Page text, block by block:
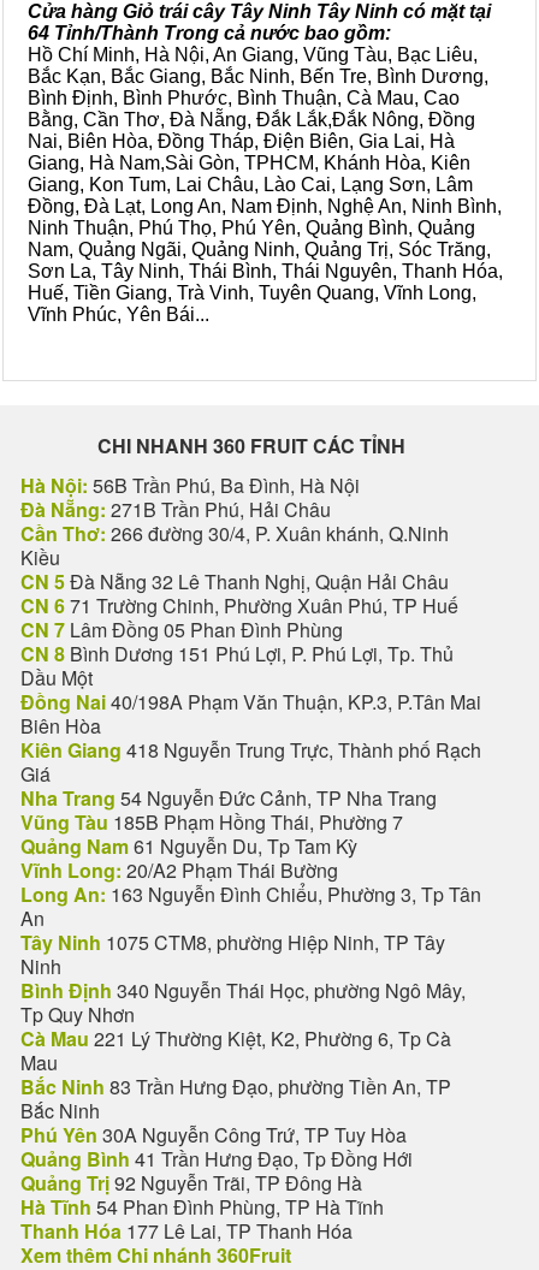
Cửa hàng Giỏ trái cây Tây Ninh Tây Ninh có mặt tại
64 Tỉnh/Thành Trong cả nước bao gồm:
Hồ Chí Minh, Hà Nội, An Giang, Vũng Tàu, Bạc Liêu,
Bắc Kạn, Bắc Giang, Bắc Ninh, Bến Tre, Bình Dương,
Bình Định, Bình Phước, Bình Thuận, Cà Mau, Cao
Bằng, Cần Thơ, Đà Nẵng, Đắk Lắk,Đắk Nông, Đồng
Nai, Biên Hòa, Đồng Tháp, Điện Biên, Gia Lai, Hà
Giang, Hà Nam,Sài Gòn, TPHCM, Khánh Hòa, Kiên
Giang, Kon Tum, Lai Châu, Lào Cai, Lạng Sơn, Lâm
Đồng, Đà Lạt, Long An, Nam Định, Nghệ An, Ninh Bình,
Ninh Thuận, Phú Thọ, Phú Yên, Quảng Bình, Quảng
Nam, Quảng Ngãi, Quảng Ninh, Quảng Trị, Sóc Trăng,
Sơn La, Tây Ninh, Thái Bình, Thái Nguyên, Thanh Hóa,
Huế, Tiền Giang, Trà Vinh, Tuyên Quang, Vĩnh Long,
Vĩnh Phúc, Yên Bái...
CHI NHANH 360 FRUIT CÁC TỈNH
Hà Nội: 56B Trần Phú, Ba Đình, Hà Nội
Đà Nẵng: 271B Trần Phú, Hải Châu
Cần Thơ: 266 đường 30/4, P. Xuân khánh, Q.Ninh
Kiều
CN 5Đà Nẵng 32 Lê Thanh Nghị, Quận Hải Châu
CN 671 Trường Chinh, Phường Xuân Phú, TP Huế
CN 7 Lâm Đồng 05 Phan Đình Phùng
CN 8 Bình Dương 151 Phú Lợi, P. Phú Lợi, Tp. Thủ
Dầu Một
Đồng Nai40/198A Phạm Văn Thuận, KP.3, P.Tân Mai
Biên Hòa
Kiên Giang 418 Nguyễn Trung Trực, Thành phố Rạch
Giá
Nha Trang 54 Nguyễn Đức Cảnh, TP Nha Trang
Vũng Tàu 185B Phạm Hồng Thái, Phường 7
Quảng Nam61 Nguyễn Du, Tp Tam Kỳ
Vĩnh Long: 20/A2 Phạm Thái Bường
Long An: 163 Nguyễn Đình Chiểu, Phường 3, Tp Tân
An
Tây Ninh 1075 CTM8, phường Hiệp Ninh, TP Tây
Ninh
Bình Định 340 Nguyễn Thái Học, phường Ngô Mây,
Tp Quy Nhơn
Cà Mau 221 Lý Thường Kiệt, K2, Phường 6, Tp Cà
Mau
Bắc Ninh 83 Trần Hưng Đạo, phường Tiền An, TP
Bắc Ninh
Phú Yên 30A Nguyễn Công Trứ, TP Tuy Hòa
Quảng Bình 41 Trần Hưng Đạo, Tp Đồng Hới
Quảng Trị92 Nguyễn Trãi, TP Đông Hà
Hà Tĩnh 54 Phan Đình Phùng, TP Hà Tĩnh
Thanh Hóa 177 Lê Lai, TP Thanh Hóa
Xem thêm Chi nhánh 360Fruit